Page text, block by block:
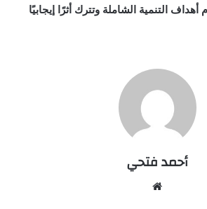
التنمية الشاملة وتترك أثرًا إيجابيًا
أحمد فتحي